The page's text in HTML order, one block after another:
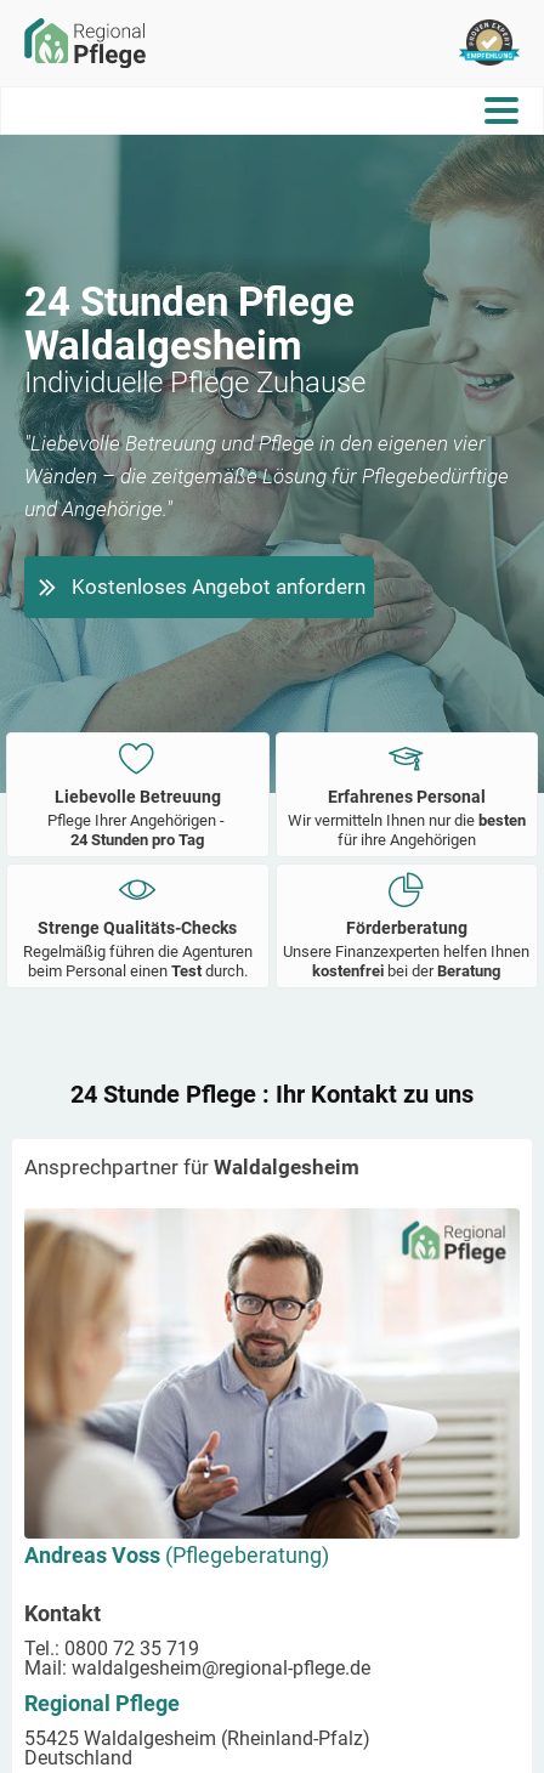
24 Stunden Pflege
Waldalgesheim
Individuelle Pflege Zuhause
"Liebevolle Betreuung und Pflege in den eigenen vier
Wänden – die zeitgemäße Lösung für Pflegebedürftige
und Angehörige."
Kostenloses Angebot anfordern
Liebevolle Betreuung
Pflege Ihrer Angehörigen -
24 Stunden pro Tag
Erfahrenes Personal
Wir vermitteln Ihnen nur die besten
für ihre Angehörigen
Strenge Qualitäts-Checks
Regelmäßig führen die Agenturen
beim Personal einen Test durch.
Förderberatung
Unsere Finanzexperten helfen Ihnen
kostenfrei bei derBeratung
24 Stunde Pflege : Ihr Kontakt zu uns
Ansprechpartner für Waldalgesheim
Andreas Voss (Pflegeberatung)
Kontakt
Tel.: 0800 72 35 719
Mail: waldalgesheim@regional-pflege.de
Regional Pflege
55425 Waldalgesheim (Rheinland-Pfalz)
Deutschland